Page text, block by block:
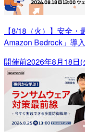
【8/18（火）】安全
Amazon Bedrock」導
開催前2026年8月18日(